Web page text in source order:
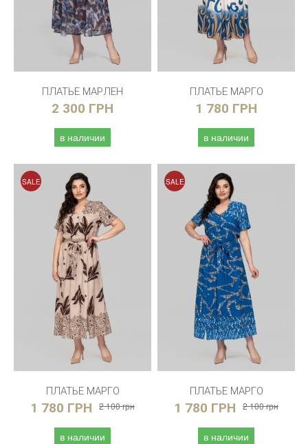
ПЛАТЬЕ МАРЛЕН
2 300 ГРН
в наличии
ПЛАТЬЕ МАРГО
1 780 ГРН
в наличии
SALE
ПЛАТЬЕ МАРГО
1 780 ГРН 2 100 грн
в наличии
SALE
ПЛАТЬЕ МАРГО
1 780 ГРН 2 100 грн
в наличии